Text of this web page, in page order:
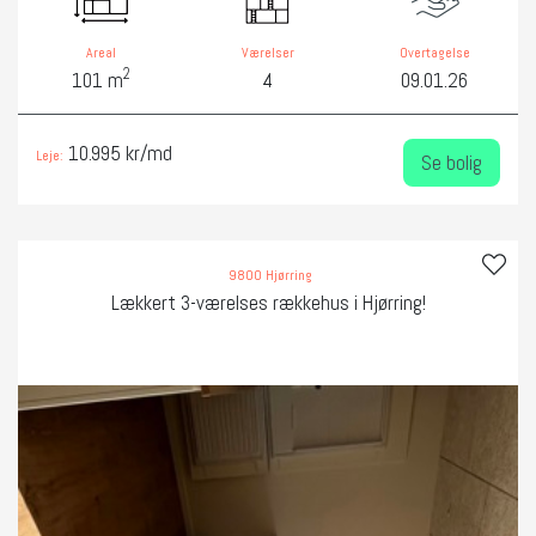
Areal
101 m2
Værelser
4
Overtagelse
09.01.26
Leje: 10.995 kr/md Se bolig
9800 Hjørring
Lækkert 3-værelses rækkehus i Hjørring!